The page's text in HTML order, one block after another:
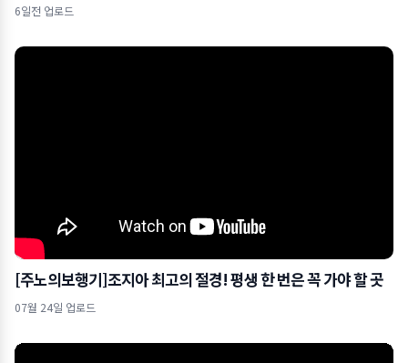
6일전 업로드
[주노의보행기]조지아 최고의 절경! 평생 한 번은 꼭 가야 할 곳
07월 24일 업로드